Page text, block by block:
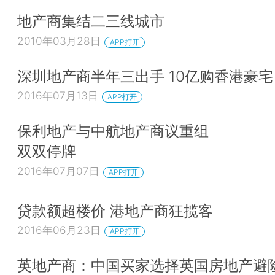
地产商集结二三线城市
2010年03月28日 APP打开
深圳地产商半年三出手 10亿购香港豪宅
2016年07月13日 APP打开
保利地产与中航地产商议重组
双双停牌
2016年07月07日 APP打开
贷款额超楼价 港地产商狂揽客
2016年06月23日 APP打开
英地产商：中国买家选择英国房地产避